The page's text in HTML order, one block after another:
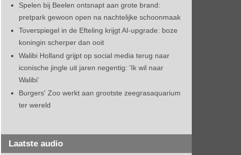
Spelen bij Beelen ontsnapt aan grote brand:
pretpark gewoon open na nachtelijke schoonmaak
Toverspiegel in de Efteling krijgt AI-upgrade: boze
koningin scherper dan ooit
Walibi Holland grijpt op social media terug naar
iconische jingle uit jaren negentig: 'Ik wil naar
Walibi'
Burgers' Zoo werkt aan grootste zeegrasaquarium
ter wereld
Laatste audio